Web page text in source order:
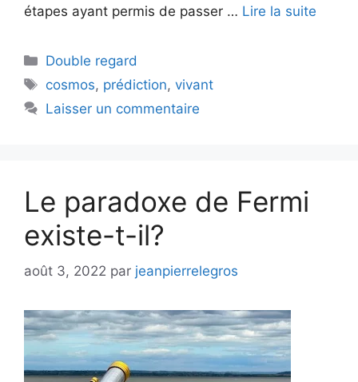
étapes ayant permis de passer … Lire la suite
Catégories
Double regard
Étiquettes
cosmos, prédiction,vivant
Laisser un commentaire
Le paradoxe de Fermi
existe-t-il?
août 3, 2022 par jeanpierrelegros